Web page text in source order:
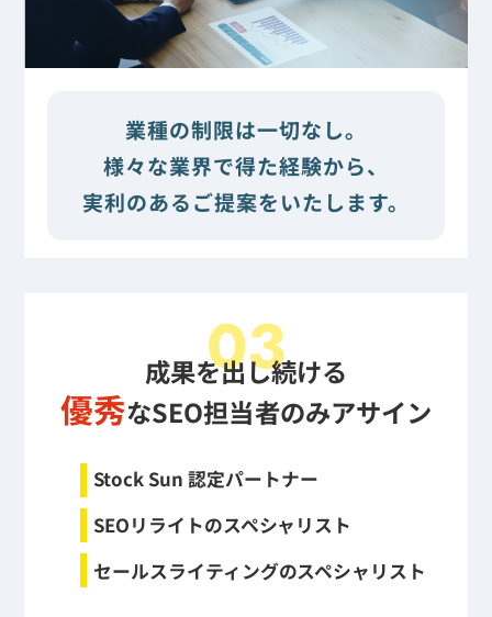
業種の制限は一切なし。
様々な業界で得た経験から、
実利のあるご提案をいたします。
03
成果を出し続ける
優秀なSEO担当者のみアサイン
Stock Sun 認定パートナー
SEOリライトのスペシャリスト
セールスライティングのスペシャリスト